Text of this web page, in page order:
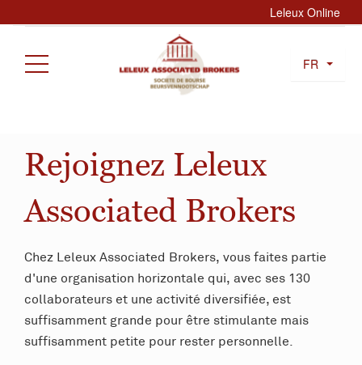
Leleux Online
FR
Rejoignez Leleux
Associated Brokers
Chez Leleux Associated Brokers, vous faites partie
d'une organisation horizontale qui, avec ses 130
collaborateurs et une activité diversifiée, est
suffisamment grande pour être stimulante mais
suffisamment petite pour rester personnelle.